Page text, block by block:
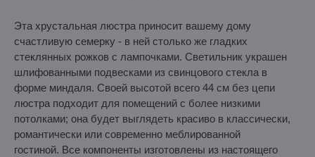
Эта хрустальная люстра приносит вашему дому
счастливую семерку - в ней столько же гладких
стеклянных рожков с лампочками. Светильник украшен
шлифованными подвесками из свинцового стекла в
форме миндаля. Своей высотой всего 44 см без цепи
люстра подходит для помещений с более низкими
потолками; она будет выглядеть красиво в классически,
романтически или современно меблированной
гостиной. Все компоненты изготовлены из настоящего